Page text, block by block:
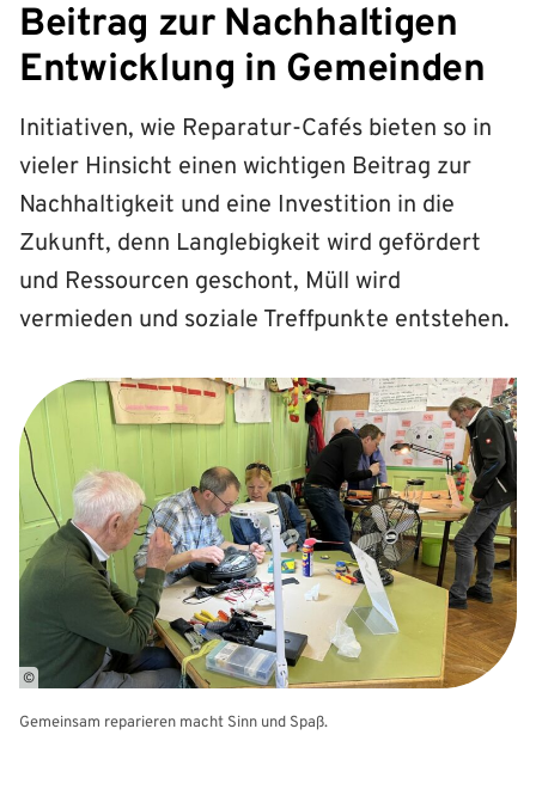
Beitrag zur Nachhaltigen
Entwicklung in Gemeinden
Initiativen, wie Reparatur-Cafés bieten so in
vieler Hinsicht einen wichtigen Beitrag zur
Nachhaltigkeit und eine Investition in die
Zukunft, denn Langlebigkeit wird gefördert
und Ressourcen geschont, Müll wird
vermieden und soziale Treffpunkte entstehen.
©
Gemeinsam reparieren macht Sinn und Spaß.